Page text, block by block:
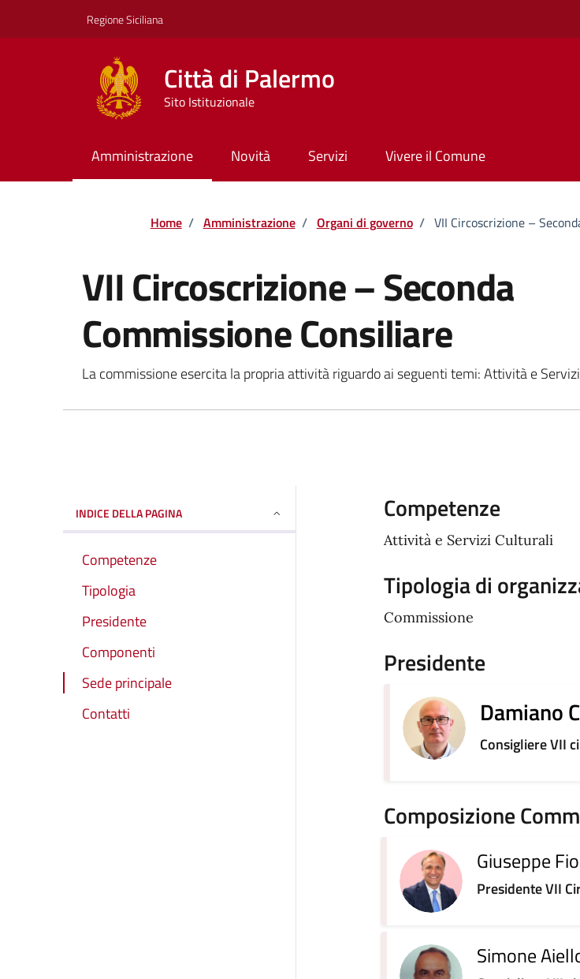
Regione Siciliana
Città di Palermo
Sito Istituzionale
Amministrazione Novità Servizi Vivere il Comune
Home / Amministrazione / Organi di governo / VII Circoscrizione –
VII Circoscrizione – Seconda
Commissione Consiliare
La commissione esercita la propria attività riguardo ai seguenti temi: Attività e
INDICE DELLA PAGINA
Competenze
Tipologia
Presidente
Componenti
Sede principale
Contatti
Competenze
Attività e Servizi Culturali
Tipologia di
Commissione
Presidente
Damiano
Consigliere VII
Composizione
Giuseppe
Presidente VII
Simone